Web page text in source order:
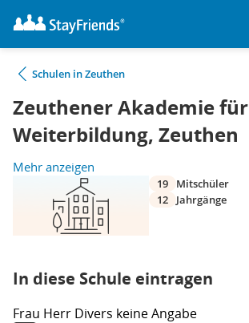
Schulen in Zeuthen
Zeuthener Akademie für
Weiterbildung, Zeuthen
Mehr anzeigen
19
Mitschüler
12
Jahrgänge
In diese Schule eintragen
Frau Herr Divers keine Angabe